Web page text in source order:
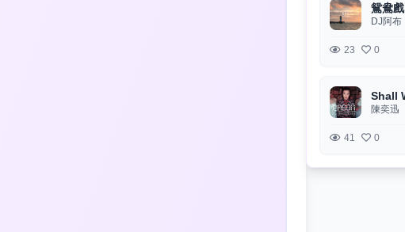
鴛鴦戲
DJ阿布
23 0
Shall
陳奕迅
41 0